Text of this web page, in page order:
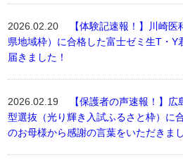
2026.02.20
【体験記速報！】川崎
県地域枠）に合格した富士ゼミ生T・
届きました！
2026.02.19
【保護者の声速報！】
型選抜（光り輝き入試ふるさと枠）に
のお母様から感謝の言葉をいただきま